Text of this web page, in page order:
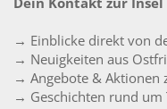
→ Einblicke direkt von
→ Neuigkeiten aus
→ Angebote & Aktionen
→ Geschichten rund um